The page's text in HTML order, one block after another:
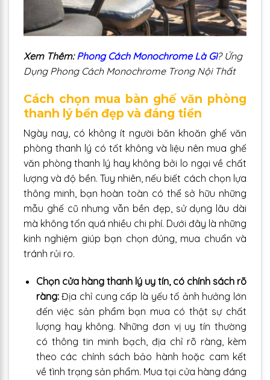
Xem Thêm:Phong Cách Monochrome Là Gì? Ứng
Dụng Phong Cách Monochrome Trong Nội Thất
Cách chọn mua bàn ghế văn phòng
thanh lý bền đẹp và đáng tiền
Ngày nay, có không ít người băn khoăn ghế văn
phòng thanh lý có tốt không và liệu nên mua ghế
văn phòng thanh lý hay không bởi lo ngại về chất
lượng và độ bền. Tuy nhiên, nếu biết cách chọn lựa
thông minh, bạn hoàn toàn có thể sở hữu những
mẫu ghế cũ nhưng vẫn bền đẹp, sử dụng lâu dài
mà không tốn quá nhiều chi phí. Dưới đây là những
kinh nghiệm giúp bạn chọn đúng, mua chuẩn và
tránh rủi ro.
Chọn cửa hàng thanh lý uy tín, có chính sách rõ
ràng:Địa chỉ cung cấp là yếu tố ảnh hưởng lớn
đến việc sản phẩm bạn mua có thật sự chất
lượng hay không. Những đơn vị uy tín thường
có thông tin minh bạch, địa chỉ rõ ràng, kèm
theo các chính sách bảo hành hoặc cam kết
về tình trạng sản phẩm. Mua tại cửa hàng đáng